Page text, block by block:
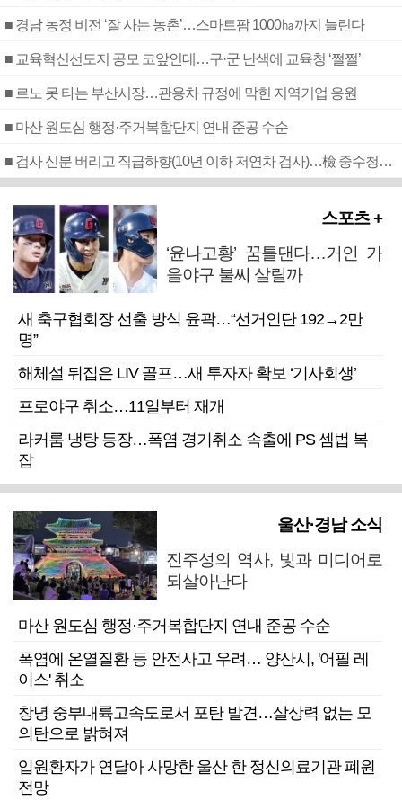
■ 경남 농정 비전 ‘잘 사는 농촌’…스마트팜 1000㏊까지 늘린다
■ 교육혁신선도지 공모 코앞인데…구·군 난색에 교육청 ‘쩔쩔’
■ 르노 못 타는 부산시장…관용차 규정에 막힌 지역기업 응원
■ 마산 원도심 행정·주거복합단지 연내 준공 수순
■ 검사 신분 버리고 직급하향(10년 이하 저연차 검사)…檢 중수청행 기피
스포츠 +
‘윤나고황’ 꿈틀댄다…거인 가
을야구 불씨 살릴까
새 축구협회장 선출 방식 윤곽…“선거인단 192→2만
명”
해체설 뒤집은 LIV 골프…새 투자자 확보 ‘기사회생’
프로야구 취소…11일부터 재개
라커룸 냉탕 등장…폭염 경기취소 속출에 PS 셈법 복
잡
울산·경남 소식
진주성의 역사, 빛과 미디어로
되살아난다
마산 원도심 행정·주거복합단지 연내 준공 수순
폭염에 온열질환 등 안전사고 우려… 양산시, '어필 레
이스' 취소
창녕 중부내륙고속도로서 포탄 발견…살상력 없는 모
의탄으로 밝혀져
입원환자가 연달아 사망한 울산 한 정신의료기관 폐원
전망